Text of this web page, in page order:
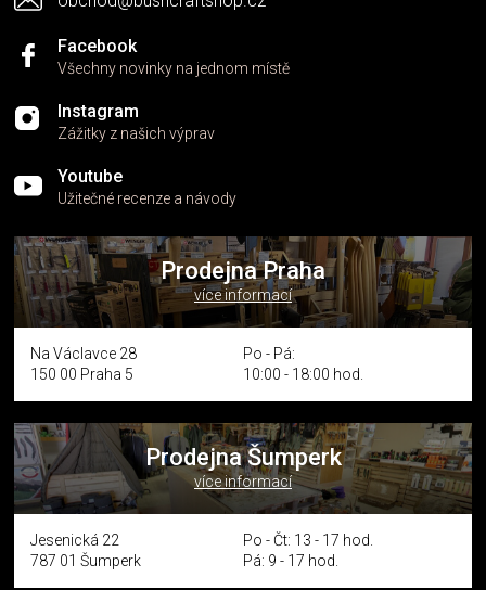
Facebook
Všechny novinky na jednom místě
Instagram
Zážitky z našich výprav
Youtube
Užitečné recenze a návody
Prodejna Praha
více informací
Na Václavce 28
150 00 Praha 5
Po - Pá:
10:00 - 18:00 hod.
Prodejna Šumperk
více informací
Jesenická 22
787 01 Šumperk
Po - Čt: 13 - 17 hod.
Pá: 9 - 17 hod.